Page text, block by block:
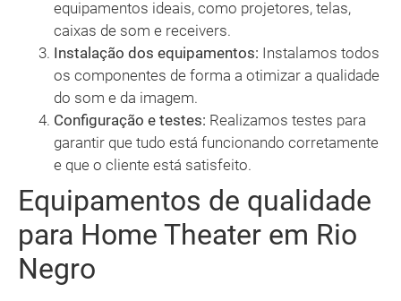
equipamentos ideais, como projetores, telas,
caixas de som e receivers.
Instalação dos equipamentos: Instalamos todos
os componentes de forma a otimizar a qualidade
do som e da imagem.
Configuração e testes: Realizamos testes para
garantir que tudo está funcionando corretamente
e que o cliente está satisfeito.
Equipamentos de qualidade
para Home Theater em Rio
Negro